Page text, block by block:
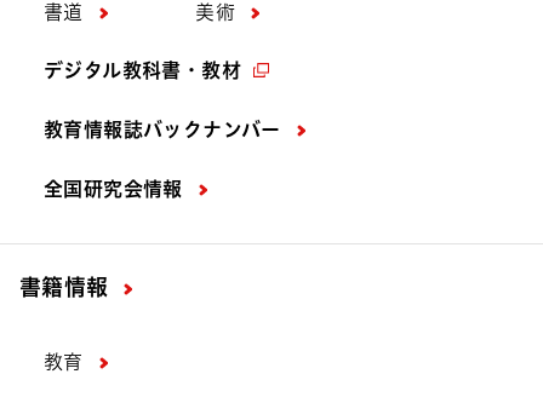
書道 美術
デジタル教科書・教材
教育情報誌バックナンバー
全国研究会情報
書籍情報
教育